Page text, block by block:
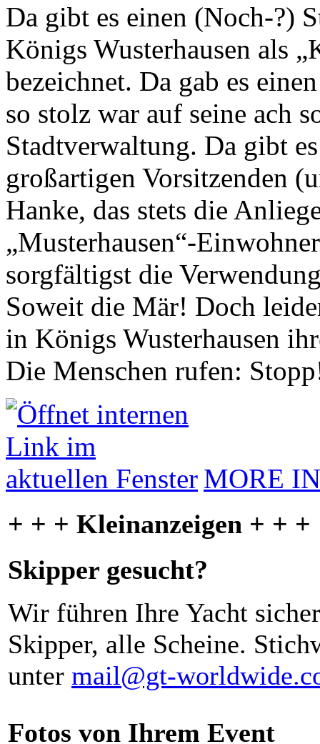
Da gibt es einen (Noch-?)
Königs Wusterhausen als
bezeichnet. Da gab es
so stolz war auf seine ach
Stadtverwaltung. Da gibt
großartigen Vorsitzenden
Hanke, das stets die
„Musterhausen“-
sorgfältigst die
Soweit die Mär! Doch
in Königs Wusterhausen
Die Menschen rufen:
MORE
+ + + Kleinanzeigen + + +
Skipper gesucht?
Wir führen Ihre Yacht
Skipper, alle Scheine.
unter mail@gt-
Fotos von Ihrem Event